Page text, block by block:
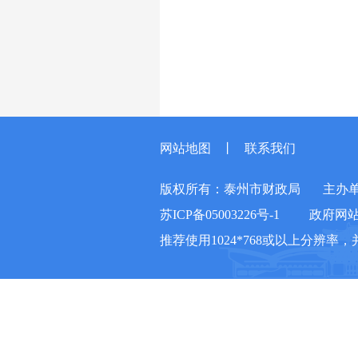
网站地图 联系我们
版权所有：泰州市财政局
主办
苏ICP备05003226号-1
政府网
推荐使用1024*768或以上分辨率